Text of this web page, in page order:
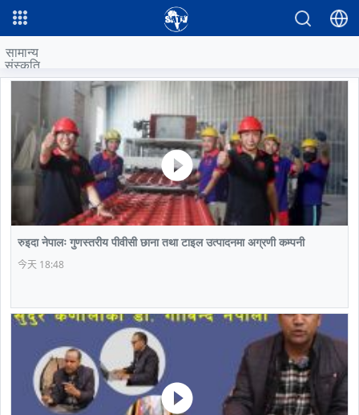
सामान्य
समाचार
संस्कृति
र कला
नयाँ
प्रान्त
आँखामा
चीन
पर्यटन
CCTV
द्वारा
अनुमति
प्राप्त
"२०२३
CCTV
वसन्त
महोत्सव
प्रमुख
पर्यटकीय
रुइदा नेपालः गुणस्तरीय पीवीसी छाना तथा टाइल उत्पादनमा अग्रणी कम्पनी
今天 18:48